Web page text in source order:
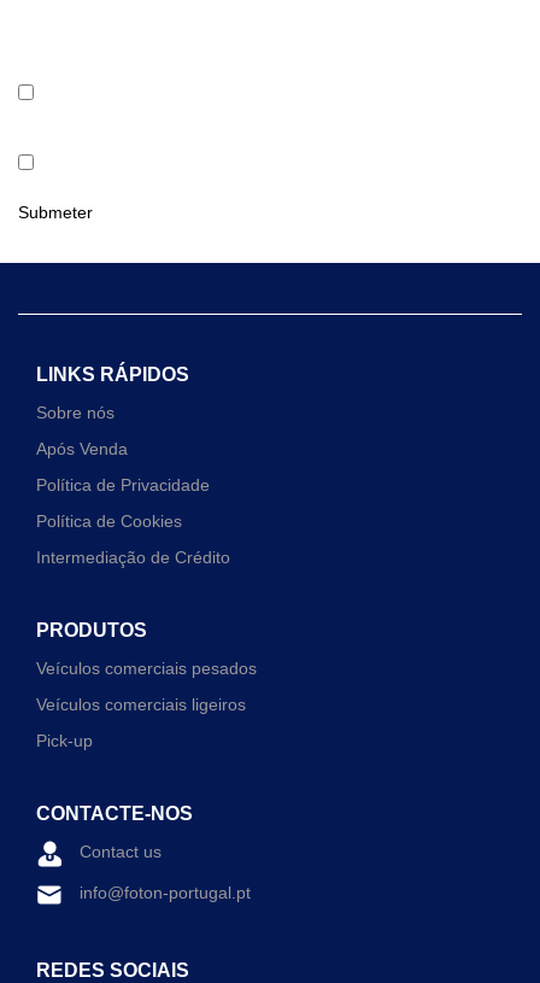
Consentimento
Comunicações
Submeter
LINKS RÁPIDOS
Sobre nós
Após Venda
Política de Privacidade
Política de Cookies
Intermediação de Crédito
PRODUTOS
Veículos comerciais pesados
Veículos comerciais ligeiros
Pick-up
CONTACTE-NOS
Contact us
info@foton-portugal.pt
REDES SOCIAIS